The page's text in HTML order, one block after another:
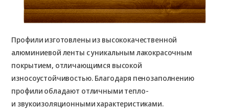
Профили изготовлены из высококачественной
алюминиевой ленты с уникальным лакокрасочным
покрытием, отличающимся высокой
износоустойчивостью. Благодаря пенозаполнению
профили обладают отличными тепло-
и звукоизоляционными характеристиками.